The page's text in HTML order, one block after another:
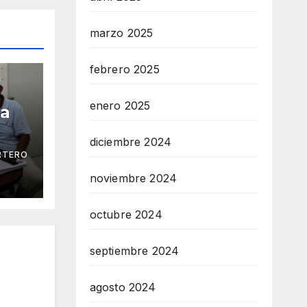
marzo 2025
febrero 2025
enero 2025
diciembre 2024
noviembre 2024
octubre 2024
septiembre 2024
agosto 2024